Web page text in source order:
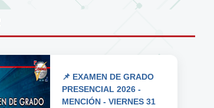
📌 EXAMEN DE GRADO
PRESENCIAL 2026 -
MENCIÓN - VIERNES 31